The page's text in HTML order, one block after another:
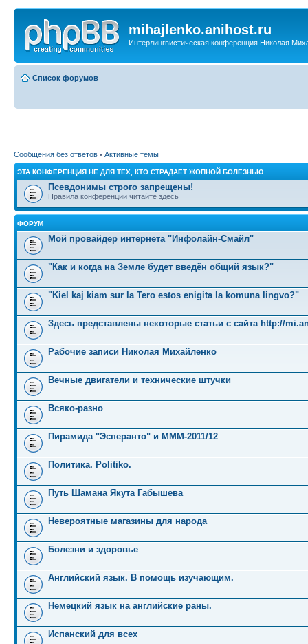
mihajlenko.anihost.ru
Интерлингвистическая конференция Николая
Список форумов
Сообщения без ответов • Активные темы
ЭТА КОНФЕРЕНЦИЯ НЕ ДЛЯ ТЕХ, КТО СТРАДАЕТ ЖОПНОЙ БОЛЕЗНЬЮ
Псевдонимы строго запрещены!
Правила конференции читайте здесь
ФОРУМ
Мой провайдер интернета "Инфолайн-Смайл"
"Как и когда на Земле будет введён общий язык?"
"Kiel kaj kiam sur la Tero estos enigita la komuna lingvo?"
Здесь представлены некоторые статьи с сайта http://
Рабочие записи Николая Михайленко
Вечные двигатели и технические штучки
Всяко-разно
Пирамида "Эсперанто" и MMM-2011/12
Политика. Politiko.
Путь Шамана Якута Габышева
Невероятные магазины для народа
Болезни и здоровье
Английский язык. В помощь изучающим.
Немецкий язык на английские раны.
Испанский для всех